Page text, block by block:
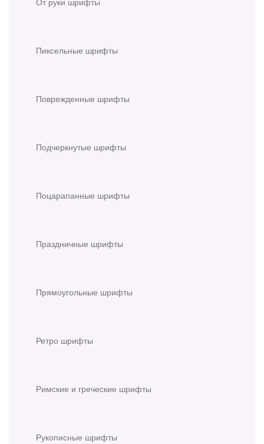
Пиксельные шрифты
Поврежденные шрифты
Подчеркнутые шрифты
Поцарапанные шрифты
Праздничные шрифты
Прямоугольные шрифты
Ретро шрифты
Римские и греческие шрифты
Рукописные шрифты